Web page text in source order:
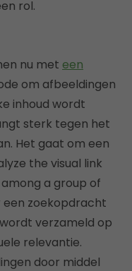
rol.
nu met een
om afbeeldingen
inhoud wordt
sterk tegen het
Het gaat om een
the visual link
a group of
zoekopdracht
verzameld op
relevantie.
door middel